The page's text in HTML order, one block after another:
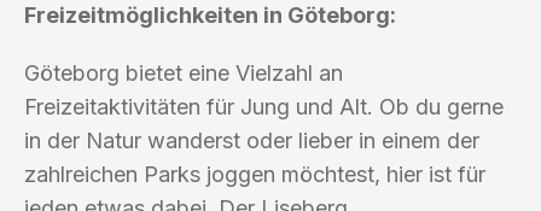
Freizeitmöglichkeiten in Göteborg:
Göteborg bietet eine Vielzahl an
Freizeitaktivitäten für Jung und Alt. Ob du gerne
in der Natur wanderst oder lieber in einem der
zahlreichen Parks joggen möchtest, hier ist für